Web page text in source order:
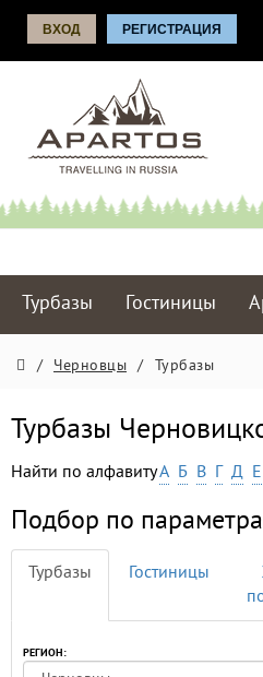
ВХОД РЕГИСТРАЦИЯ
Турбазы Гостиницы
/ Черновцы / Турбазы
Турбазы
Найти по алфавитуА Б В Г Д Е
Подбор по
Турбазы Гостиницы
РЕГИОН: